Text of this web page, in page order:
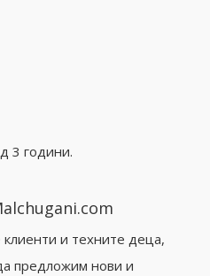
3 години.
и техните деца,
предложим нови и